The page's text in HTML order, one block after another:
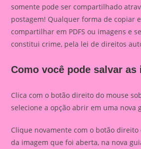
somente pode ser compartilhado
postagem! Qualquer forma de copiar
compartilhar em PDFS ou imagens e
constitui crime, pela lei de direitos
Como você pode salvar as
Clica com o botão direito do mouse
selecione a opção abrir em uma nova
Clique novamente com o botão direito
da imagem que foi aberta, na nova